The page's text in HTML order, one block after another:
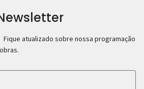
atualizado sobre nossa programação